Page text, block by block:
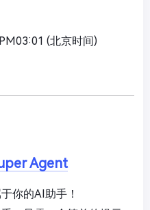
(北京时间)
Agent
你的AI助手！